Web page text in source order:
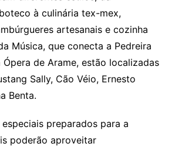
à culinária tex-mex,
artesanais e cozinha
Música, que conecta a Pedreira
Ópera de Arame, estão localizadas
Sally, Cão Véio, Ernesto
Benta.
preparados para a
poderão aproveitar